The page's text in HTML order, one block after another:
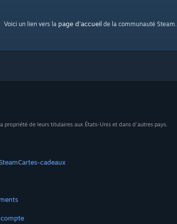
Voici un lien vers la page d'accueil de la communauté Steam.
de leurs titulaires aux États-Unis et dans d'autres pays.
Cartes-cadeaux